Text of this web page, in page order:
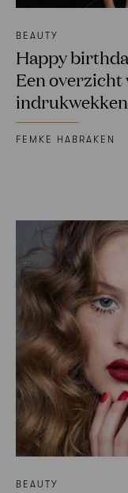
BEAUTY
Happy
Een overzicht
FEMKE HABRAKEN
BEAUTY